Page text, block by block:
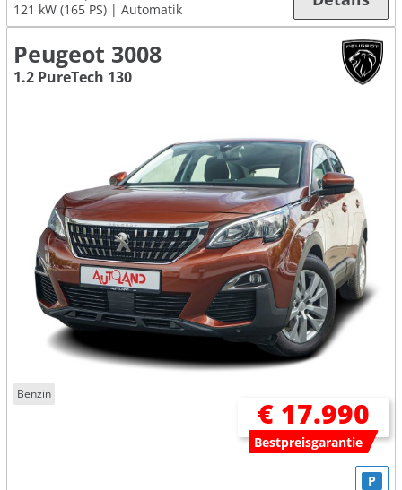
121 kW (165 PS)
Automatik
Peugeot 3008
1.2 PureTech 130
Benzin
€ 17.990
Bestpreisgarantie
P